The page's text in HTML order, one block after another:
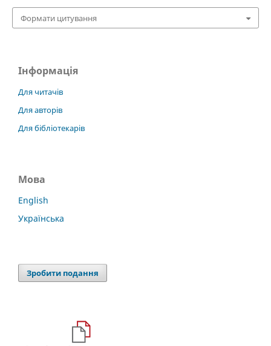
Формати цитування
Інформація
Для читачів
Для авторів
Для бібліотекарів
Мова
English
Українська
Зробити подання